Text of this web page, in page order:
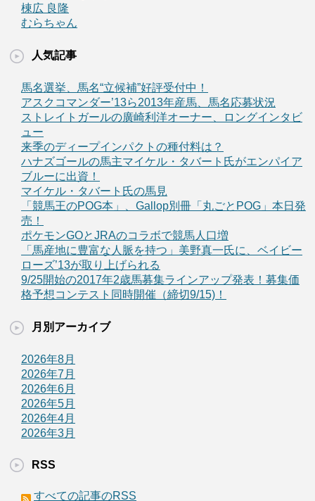
棟広 良隆
むらちゃん
人気記事
馬名選挙、馬名“立候補”好評受付中！
アスクコマンダー’13ら2013年産馬、馬名応募状況
ストレイトガールの廣崎利洋オーナー、ロングインタビ
ュー
来季のディープインパクトの種付料は？
ハナズゴールの馬主マイケル・タバート氏がエンパイア
ブルーに出資！
マイケル・タバート氏の馬見
「競馬王のPOG本」、Gallop別冊「丸ごとPOG」本日発
売！
ポケモンGOとJRAのコラボで競馬人口増
「馬産地に豊富な人脈を持つ」美野真一氏に、ベイビー
ローズ’13が取り上げられる
9/25開始の2017年2歳馬募集ラインアップ発表！募集価
格予想コンテスト同時開催（締切9/15)！
月別アーカイブ
2026年8月
2026年7月
2026年6月
2026年5月
2026年4月
2026年3月
RSS
すべての記事のRSS